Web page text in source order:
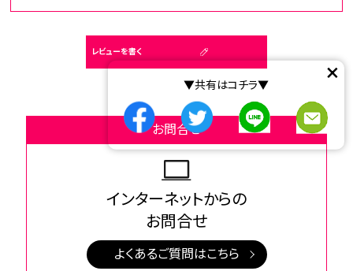
×
▼共有はコチラ▼
レビューを書く
お問合せ
インターネットからの
お問合せ
よくあるご質問はこちら